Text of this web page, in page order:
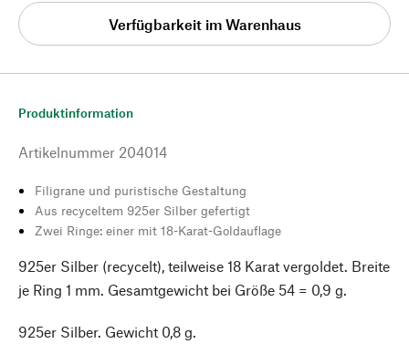
Verfügbarkeit im Warenhaus
Produktinformation
Artikelnummer 204014
Filigrane und puristische Gestaltung
Aus recyceltem 925er Silber gefertigt
Zwei Ringe: einer mit 18-Karat-Goldauflage
925er Silber (recycelt), teilweise 18 Karat vergoldet. Breite
je Ring 1 mm. Gesamtgewicht bei Größe 54 = 0,9 g.
925er Silber. Gewicht 0,8 g.